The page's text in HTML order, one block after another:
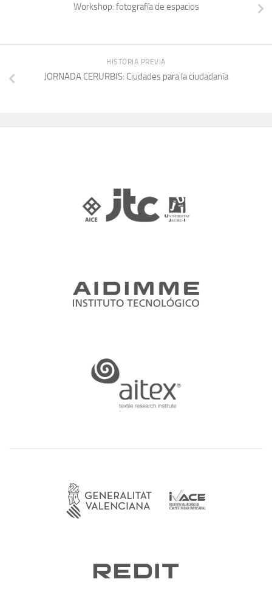
Workshop: fotografía de espacios
HISTORIA PREVIA
JORNADA CERURBIS: Ciudades para la ciudadanía